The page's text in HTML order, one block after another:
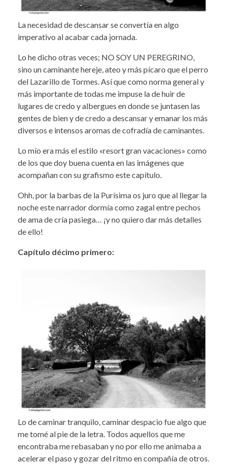
La necesidad de descansar se convertía en algo
imperativo al acabar cada jornada.
Lo he dicho otras veces; NO SOY UN PEREGRINO,
sino un caminante hereje, ateo y más pícaro que el perro
del Lazarillo de Tormes. Así que como norma general y
más importante de todas me impuse la de huir de
lugares de credo y albergues en donde se juntasen las
gentes de bien y de credo a descansar y emanar los más
diversos e intensos aromas de cofradía de caminantes.
Lo mío era más el estilo «resort gran vacaciones» como
de los que doy buena cuenta en las imágenes que
acompañan con su grafismo este capítulo.
Ohh, por la barbas de la Purísima os juro que al llegar la
noche este narrador dormía como zagal entre pechos
de ama de cría pasiega… ¡y no quiero dar más detalles
de ello!
Capítulo décimo primero:
Lo de caminar tranquilo, caminar despacio fue algo que
me tomé al pie de la letra. Todos aquellos que me
encontraba me rebasaban y no por ello me animaba a
acelerar el paso y gozar del ritmo en compañía de otros.